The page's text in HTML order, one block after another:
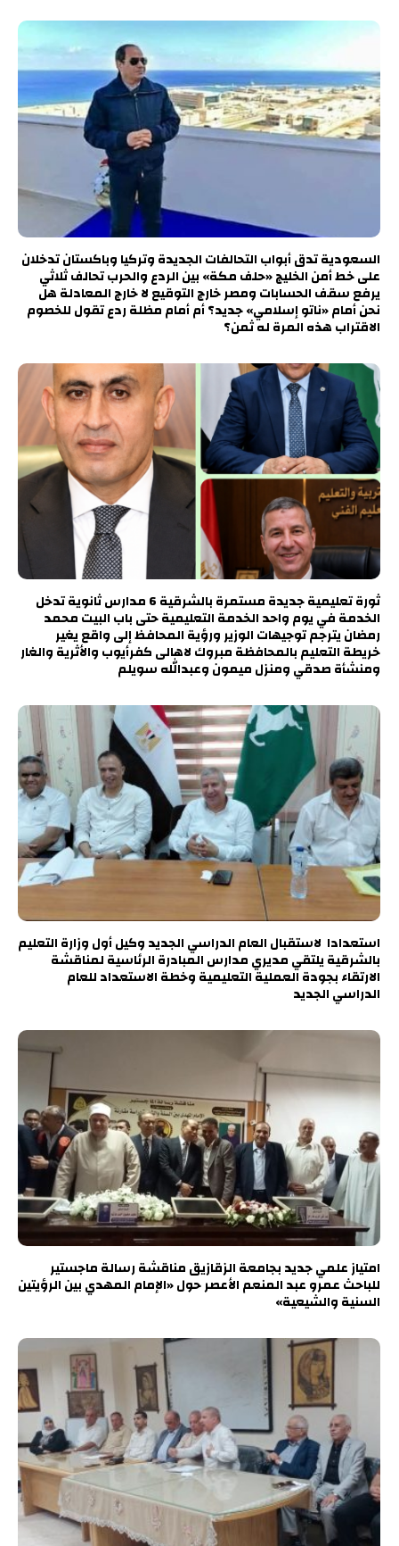
السعودية تدق أبواب التحالفات الجديدة وتركيا وباكستان تدخلان
على خط أمن الخليج «حلف مكة» بين الردع والحرب تحالف ثلاثي
يرفع سقف الحسابات ومصر خارج التوقيع لا خارج المعادلة هل
نحن أمام «ناتو إسلامي» جديد؟ أم أمام مظلة ردع تقول للخصوم
الاقتراب هذه المرة له ثمن؟
ثورة تعليمية جديدة مستمرة بالشرقية 6 مدارس ثانوية تدخل
الخدمة في يوم واحد الخدمة التعليمية حتى باب البيت محمد
رمضان يترجم توجيهات الوزير ورؤية المحافظ إلى واقع يغير
خريطة التعليم بالمحافظة مبروك لاهالى كفرأيوب والأثرية والغار
ومنشأة صدقي ومنزل ميمون وعبدالله سويلم
استعدادا لاستقبال العام الدراسي الجديد وكيل أول وزارة التعليم
بالشرقية يلتقي مديري مدارس المبادرة الرئاسية لمناقشة
الارتقاء بجودة العملية التعليمية وخطة الاستعداد للعام
الدراسي الجديد
امتياز علمي جديد بجامعة الزقازيق مناقشة رسالة ماجستير
للباحث عمرو عبد المنعم الأعصر حول «الإمام المهدي بين الرؤيتين
السنية والشيعية»